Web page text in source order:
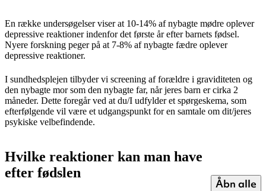
En række undersøgelser viser at 10-14% af nybagte mødre oplever
depressive reaktioner indenfor det første år efter barnets fødsel.
Nyere forskning peger på at 7-8% af nybagte fædre oplever
depressive reaktioner.
I sundhedsplejen tilbyder vi screening af forældre i graviditeten og
den nybagte mor som den nybagte far, når jeres barn er cirka 2
måneder. Dette foregår ved at du/I udfylder et spørgeskema, som
efterfølgende vil være et udgangspunkt for en samtale om dit/jeres
psykiske velbefindende.
Hvilke reaktioner kan man have
efter fødslen
Åbn alle